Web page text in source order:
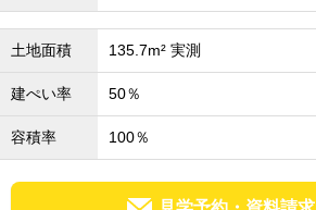
土地面積 135.7m² 実測
建ぺい率 50％
容積率 100％
外房エリア
外房エリアの新築一戸建
外房エリアの中古一戸建
外房エリアのマンション
外房エリアの土地
内房エリア
内房エリアの新築一戸建
内房エリアの中古一戸建